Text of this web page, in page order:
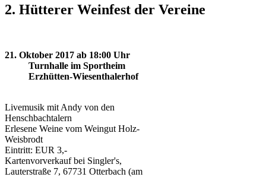
2. Hütterer Weinfest der Vereine
21. Oktober 2017 ab 18:00 Uhr
Turnhalle im Sportheim
Erzhütten-Wiesenthalerhof
Livemusik mit Andy von den
Henschbachtalern
Erlesene Weine vom Weingut Holz-
Weisbrodt
Eintritt: EUR 3,-
Kartenvorverkauf bei Singler's,
Lauterstraße 7, 67731 Otterbach (am